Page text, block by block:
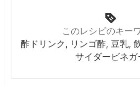
このレシピのキー
酢ドリンク, リンゴ酢, 豆乳,
サイダービネガ